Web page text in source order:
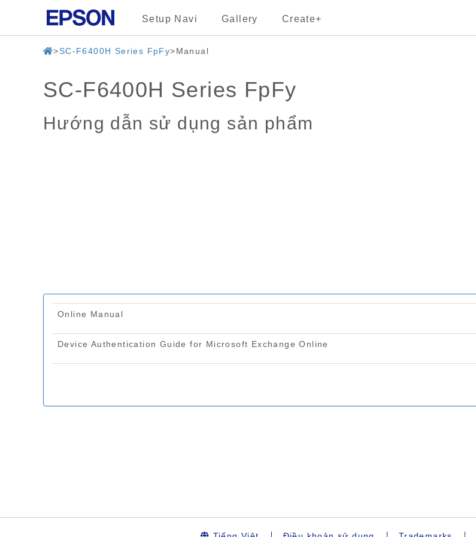
Setup Navi Gallery Create+
SC-F6400H Series FpFy Manual
SC-F6400H Series FpFy
Hướng dẫn sử dụng sản phẩm